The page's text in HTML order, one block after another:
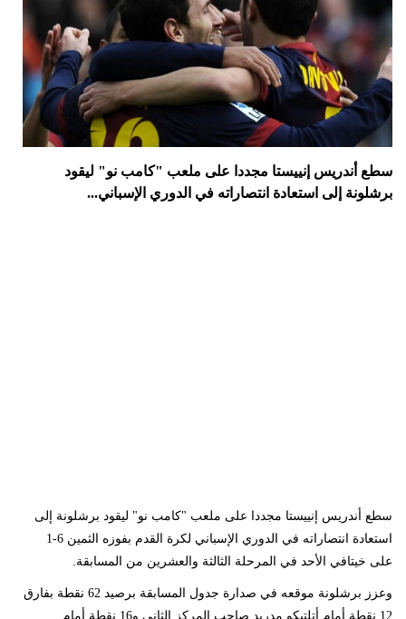
سطع أندريس إنييستا مجددا على ملعب "كامب نو" ليقود
برشلونة إلى استعادة انتصاراته في الدوري الإسباني...
سطع أندريس إنييستا مجددا على ملعب "كامب نو" ليقود برشلونة إلى
استعادة انتصاراته في الدوري الإسباني لكرة القدم بفوزه الثمين 6-1
على خيتافي الأحد في المرحلة الثالثة والعشرين من المسابقة.
وعزز برشلونة موقعه في صدارة جدول المسابقة برصيد 62 نقطة بفارق
12 نقطة أمام أتلتيكو مدريد صاحب المركز الثاني و16 نقطة أمام